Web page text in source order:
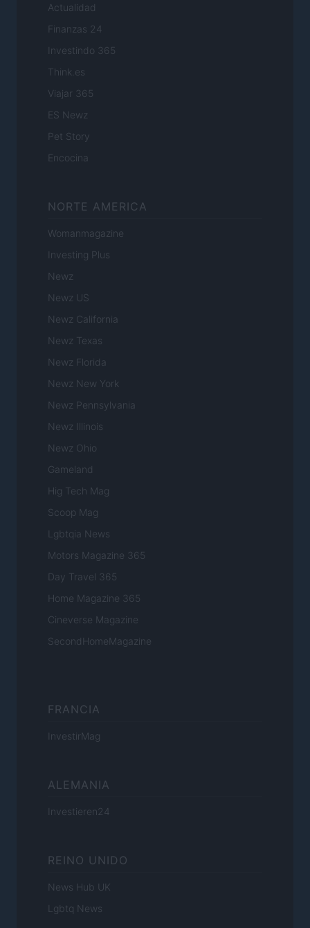
Actualidad
Finanzas 24
Investindo 365
Think.es
Viajar 365
ES Newz
Pet Story
Encocina
NORTE AMERICA
Womanmagazine
Investing Plus
Newz
Newz US
Newz California
Newz Texas
Newz Florida
Newz New York
Newz Pennsylvania
Newz Illinois
Newz Ohio
Gameland
Hig Tech Mag
Scoop Mag
Lgbtqia News
Motors Magazine 365
Day Travel 365
Home Magazine 365
Cineverse Magazine
SecondHomeMagazine
FRANCIA
InvestirMag
ALEMANIA
Investieren24
REINO UNIDO
News Hub UK
Lgbtq News